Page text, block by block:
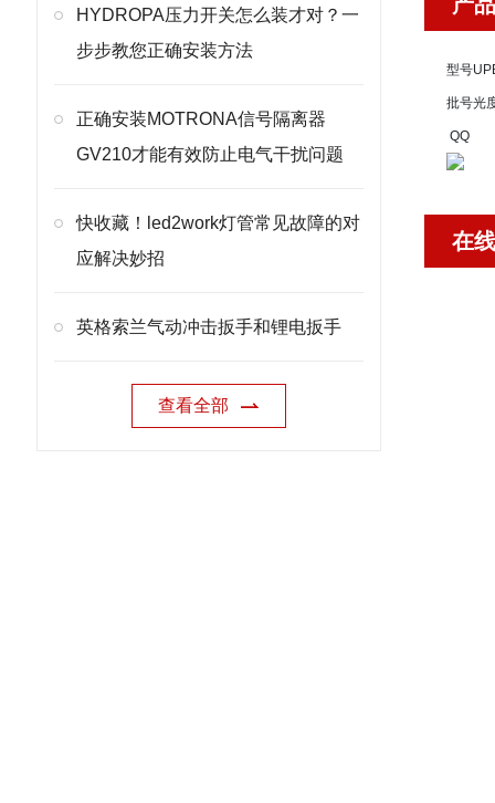
HYDROPA压力开关怎么装才对？一
步步教您正确安装方法
正确安装MOTRONA信号隔离器
GV210才能有效防止电气干扰问题
快收藏！led2work灯管常见故障的对
应解决妙招
英格索兰气动冲击扳手和锂电扳手
查看全部
型号
批号光
QQ
在